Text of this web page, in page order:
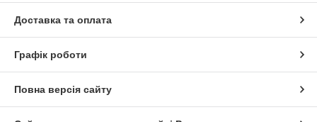
Доставка та оплата
Графік роботи
Повна версія сайту